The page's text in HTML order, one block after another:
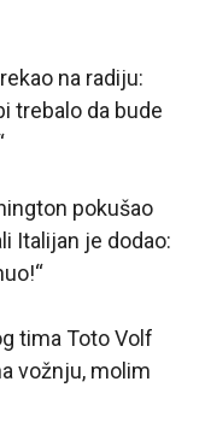
na radiju:
trebalo da bude
pokušao
Italijan je dodao:
tima Toto Volf
vožnju, molim